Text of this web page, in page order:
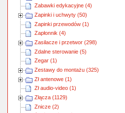
Zabawki edykacyjne (4)
Zapinki i uchwyty (50)
Zapinki przewodów (1)
Zapłonnik (4)
Zasilacze i przetwor (298)
Zdalne sterowanie (5)
Zegar (1)
Zestawy do montażu (325)
Zł antenowe (1)
Zł audio-video (1)
Złącza (1129)
Znicze (2)